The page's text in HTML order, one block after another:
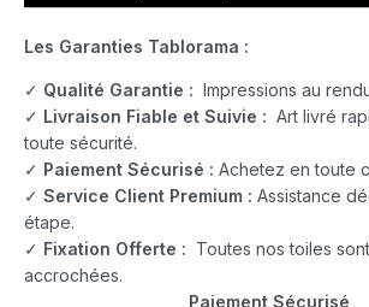
Les Garanties Tablorama :
✓ Qualité Garantie : Impressions au
✓ Livraison Fiable et Suivie : Art livré
toute sécurité.
✓ Paiement Sécurisé : Achetez en toute
✓ Service Client Premium : Assistance
étape.
✓ Fixation Offerte : Toutes nos toiles
accrochées.
Paiement Sécurisé